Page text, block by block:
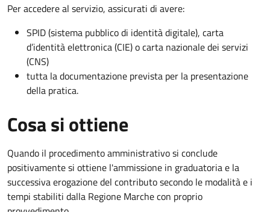
Per accedere al servizio, assicurati di avere:
SPID (sistema pubblico di identità digitale), carta
d’identità elettronica (CIE) o carta nazionale dei servizi
(CNS)
tutta la documentazione prevista per la presentazione
della pratica.
Cosa si ottiene
Quando il procedimento amministrativo si conclude
positivamente si ottiene l'ammissione in graduatoria e la
successiva erogazione del contributo secondo le modalità e i
tempi stabiliti dalla Regione Marche con proprio